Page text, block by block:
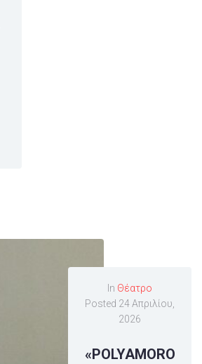
In Θέατρο
Posted 24 Απριλίου,
2026
«POLYAMORO